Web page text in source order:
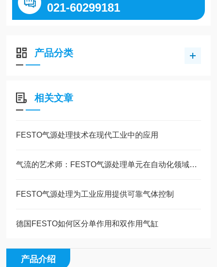
021-60299181
产品分类
相关文章
FESTO气源处理技术在现代工业中的应用
气流的艺术师：FESTO气源处理单元在自动化领域的创新演绎
FESTO气源处理为工业应用提供可靠气体控制
德国FESTO如何区分单作用和双作用气缸
产品介绍